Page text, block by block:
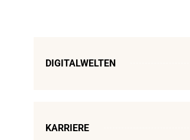
DIGITALWELTEN
KARRIERE